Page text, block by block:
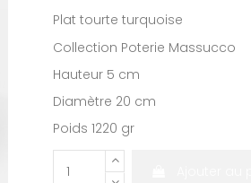
Plat tourte turquoise
Collection Poterie Massucco
Hauteur 5 cm
Diamètre 20 cm
Poids 1220 gr